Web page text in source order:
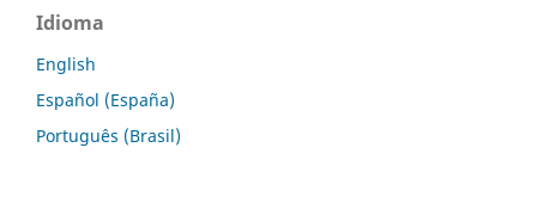
Idioma
English
Español (España)
Português (Brasil)